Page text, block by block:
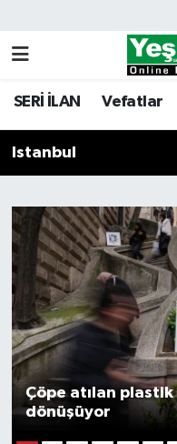
SERİ İLAN Vefatlar
Istanbul
Çöpe atılan
dönüşüyor
Kahramanmaraş
Kahramanmaraş
Kahramanmaraş
Süper Lig Puan
Tüm Manşetler
Son Dakika
Haber Arşivi